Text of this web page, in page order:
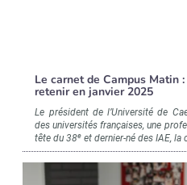
Le carnet de Campus Matin
retenir en janvier 2025
Le président de l’Université de
des universités françaises, une
tête du 38e et dernier-né des IAE, la